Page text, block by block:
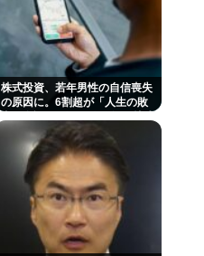
株式投資、若年男性の自信喪失
の原因に。6割超が「人生の敗
を売買。